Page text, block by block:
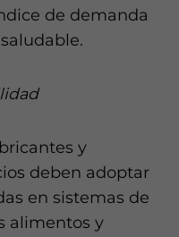
de demanda
y
deben adoptar
en sistemas de
alimentos y